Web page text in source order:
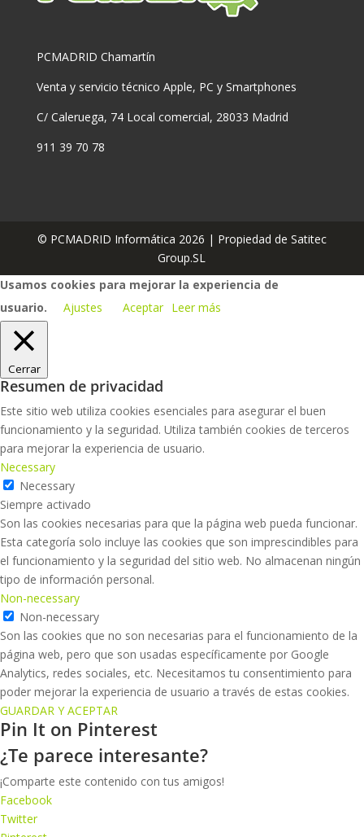
PCMADRID Chamartín
Venta y servicio técnico Apple, PC y Smartphones
C/ Caleruega, 74 Local comercial, 28033 Madrid
911 39 70 78
© PCMADRID Informática 2026 | Propiedad de Satitec
Group.SL
Usamos cookies para mejorar la experiencia de
usuario.
Ajustes Aceptar Leer más
Cerrar
Resumen de privacidad
Este sitio web utiliza cookies esenciales para asegurar el buen
funcionamiento y la seguridad. Utiliza también cookies de terceros
para mejorar la experiencia de usuario.
Necessary
Necessary
Siempre activado
Son las cookies necesarias para que la página web pueda funcionar.
Esta categoría solo incluye las cookies que son imprescindibles para
el funcionamiento y la seguridad del sitio web. No almacenan ningún
tipo de información personal.
Non-necessary
Non-necessary
Son las cookies que no son necesarias para el funcionamiento de la
página web, pero que son usadas específicamente por Google
Analytics, redes sociales, etc. Necesitamos tu consentimiento para
poder mejorar la experiencia de usuario a través de estas cookies.
GUARDAR Y ACEPTAR
Pin It on Pinterest
¿Te parece interesante?
¡Comparte este contenido con tus amigos!
Facebook
Twitter